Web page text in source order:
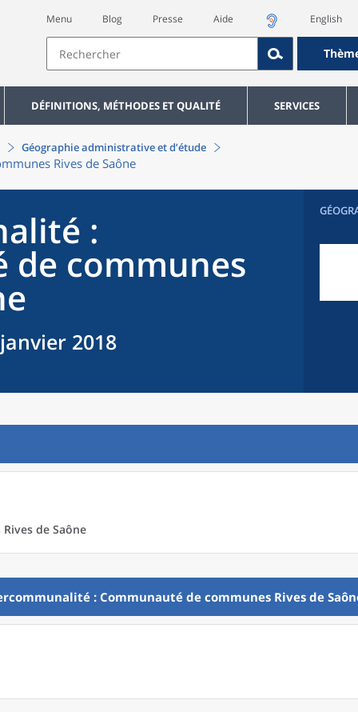
Menu Blog Presse Aide English
DÉFINITIONS, MÉTHODES ET QUALITÉ SERVICES
Géographie administrative et d’étude
Rives de Saône
:
de communes
2018
de Saône
: Communauté de communes Rives de